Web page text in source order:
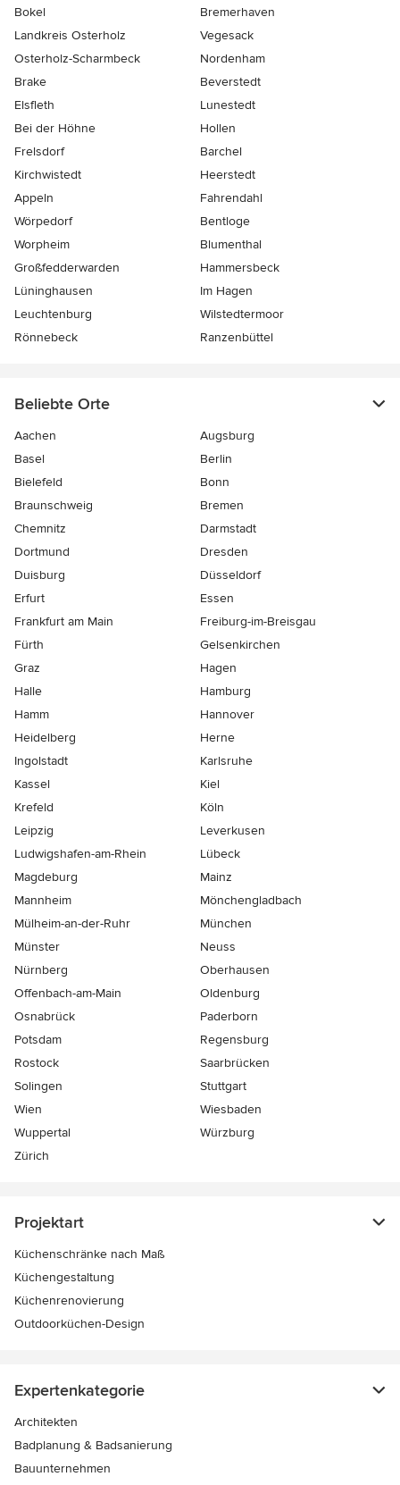
Bokel
Bremerhaven
Landkreis Osterholz
Vegesack
Osterholz-Scharmbeck
Nordenham
Brake
Beverstedt
Elsfleth
Lunestedt
Bei der Höhne
Hollen
Frelsdorf
Barchel
Kirchwistedt
Heerstedt
Appeln
Fahrendahl
Wörpedorf
Bentloge
Worpheim
Blumenthal
Großfedderwarden
Hammersbeck
Lüninghausen
Im Hagen
Leuchtenburg
Wilstedtermoor
Rönnebeck
Ranzenbüttel
Beliebte Orte
Aachen
Augsburg
Basel
Berlin
Bielefeld
Bonn
Braunschweig
Bremen
Chemnitz
Darmstadt
Dortmund
Dresden
Duisburg
Düsseldorf
Erfurt
Essen
Frankfurt am Main
Freiburg-im-Breisgau
Fürth
Gelsenkirchen
Graz
Hagen
Halle
Hamburg
Hamm
Hannover
Heidelberg
Herne
Ingolstadt
Karlsruhe
Kassel
Kiel
Krefeld
Köln
Leipzig
Leverkusen
Ludwigshafen-am-Rhein
Lübeck
Magdeburg
Mainz
Mannheim
Mönchen­gladbach
Mülheim-an-der-Ruhr
München
Münster
Neuss
Nürnberg
Oberhausen
Offenbach-am-Main
Oldenburg
Osnabrück
Paderborn
Potsdam
Regensburg
Rostock
Saarbrücken
Solingen
Stuttgart
Wien
Wiesbaden
Wuppertal
Würzburg
Zürich
Projektart
Küchenschränke nach Maß
Küchengestaltung
Küchenrenovierung
Outdoorküchen-Design
Expertenkategorie
Architekten
Badplanung & Badsanierung
Bauunternehmen